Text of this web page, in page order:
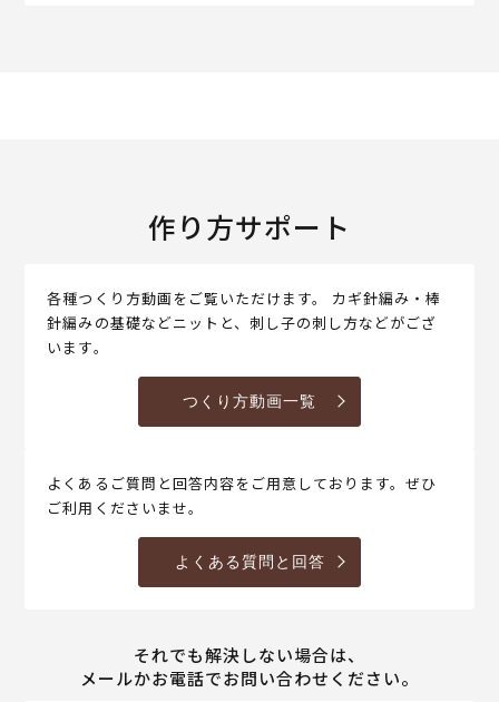
作り方サポート
各種つくり方動画をご覧いただけます。 カギ針編み・棒
針編みの基礎などニットと、刺し子の刺し方などがござ
います。
つくり方動画一覧
よくあるご質問と回答内容をご用意しております。ぜひ
ご利用くださいませ。
よくある質問と回答
それでも解決しない場合は、
メールかお電話でお問い合わせください。